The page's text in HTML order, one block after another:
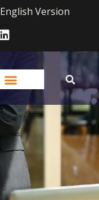
English Version